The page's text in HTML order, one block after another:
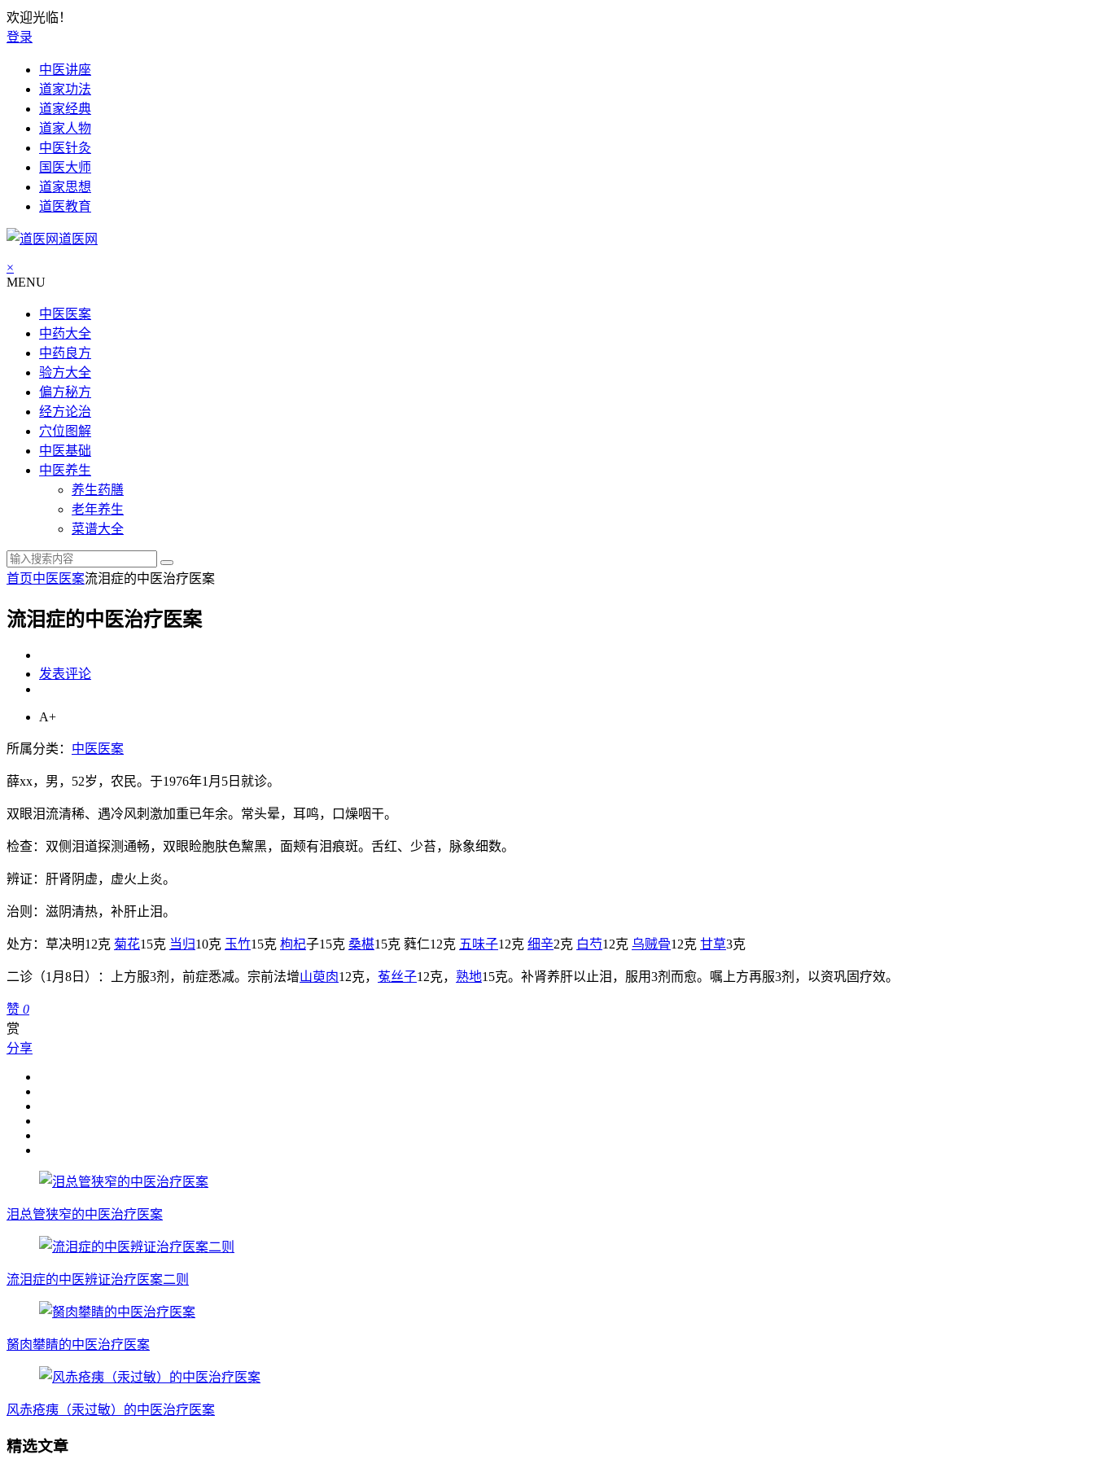
欢迎光临！
登录
中医讲座
道家功法
道家经典
道家人物
中医针灸
国医大师
道家思想
道医教育
道医网
×
MENU
中医医案
中药大全
中药良方
验方大全
偏方秘方
经方论治
穴位图解
中医基础
中医养生
养生药膳
老年养生
菜谱大全
首页中医医案流泪症的中医治疗医案
流泪症的中医治疗医案
发表评论
A+
所属分类： 中医医案
薛xx，男，52岁，农民。于1976年1月5日就诊。
双眼泪流清稀、遇冷风刺激加重已年余。常头晕，耳鸣，口燥咽干。
检查：双侧泪道探测通畅，双眼睑胞肤色黧黑，面颊有泪痕斑。舌红、少苔，脉象细数。
辨证：肝肾阴虚，虚火上炎。
治则：滋阴清热，补肝止泪。
处方：草决明12克 菊花15克 当归10克 玉竹15克 枸杞子15克 桑椹15克 蕤仁12克 五味子12克 细辛2克 白芍12克 乌贼骨12克 甘草3克
二诊（1月8日）：上方服3剂，前症悉减。宗前法增山萸肉12克， 菟丝子12克， 熟地15克。补肾养肝以止泪，服用3剂而愈。嘱上方再服3剂，以资巩固疗效。
赞 0
赏
分享
泪总管狭窄的中医治疗医案
流泪症的中医辨证治疗医案二则
胬肉攀睛的中医治疗医案
风赤疮痍（汞过敏）的中医治疗医案
精选文章